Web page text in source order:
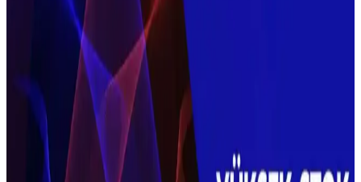
Dyson süpürgelerde arıza ve yedek parça sorunları kullanıcıları
alternatif markalara yönlendiriyor. Miele, Sebo, Shark ve Electrolux
gibi markalar dayanıklılık ve kullanım kolaylığı açısından farklı
özellikler sunuyor.
Kablosuz Dikey Süpürge Seçiminde Dayanıklılık,
Performans ve Öne Çıkan Modellerin İncelenmesi
Kablosuz dikey süpürgelerde batarya ömrü, yedek parça erişimi ve
düzenli bakımın önemi vurgulanıyor. Dyson, Miele ve Henry Quick
gibi modellerin avantajları ve dezavantajları detaylandırılıyor.